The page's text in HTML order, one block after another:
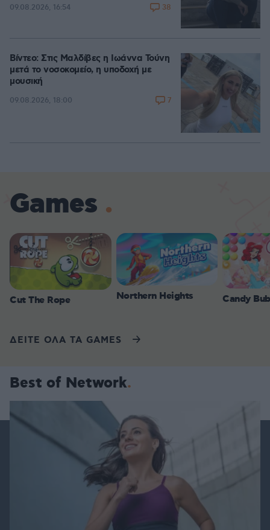
09.08.2026, 16:54 38
Βίντεο: Στις Μαλδίβες η Ιωάννα Τούνη
μετά το νοσοκομείο, η υποδοχή με
μουσική
09.08.2026, 18:00 7
Games
Cut The Rope Northern Heights Candy
ΔΕΙΤΕ ΟΛΑ ΤΑ GAMES
Best of Network